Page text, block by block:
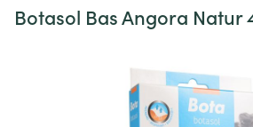
Botasol Bas Angora Natur